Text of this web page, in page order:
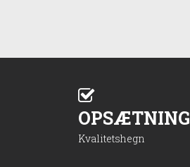
OPSÆTNING
Kvalitetshegn